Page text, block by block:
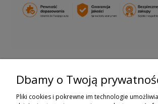
ZAPISZ SIĘ DO
Dbamy o Twoją
Pliki cookies i pokrewne im technologie